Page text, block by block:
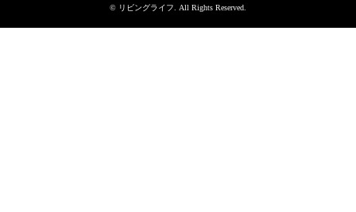
© リビングライフ . All Rights Reserved.